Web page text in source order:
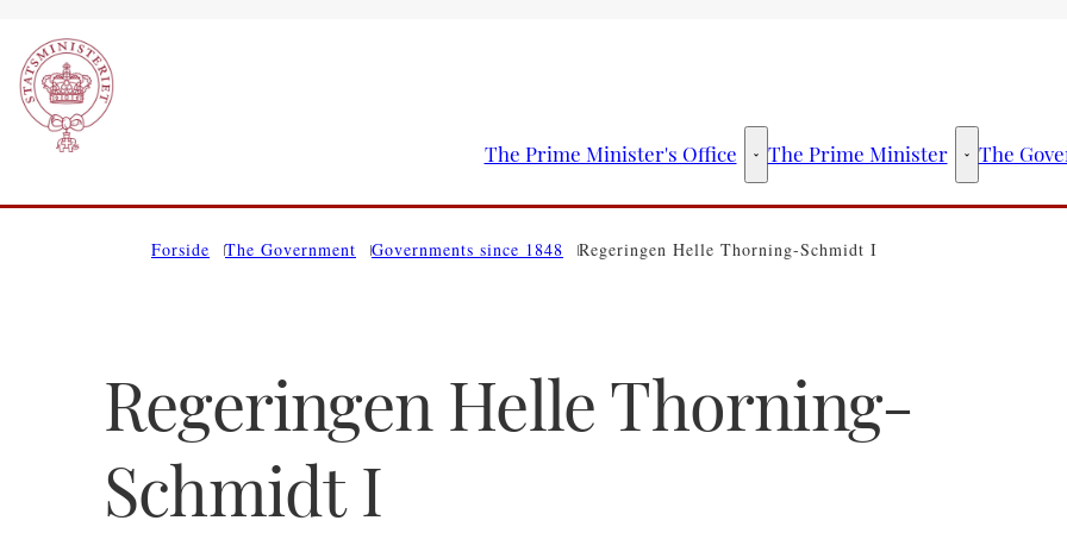
The Prime Minister's Office The Prime Minister's Office - More links
The Prime Minister The Prime
The
Forside The Government Governments since 1848 Regeringen Helle Thorning-Schmidt I
Regeringen Helle Thorning-
Schmidt I